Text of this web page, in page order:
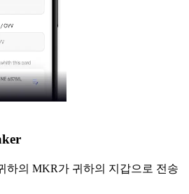
하의 MKR가 귀하의 지갑으로 전송